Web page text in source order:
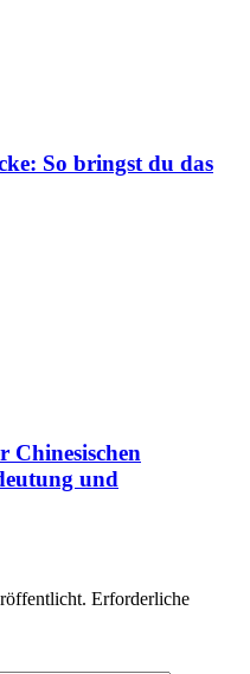
So bringst du das
Chinesischen
und
Erforderliche